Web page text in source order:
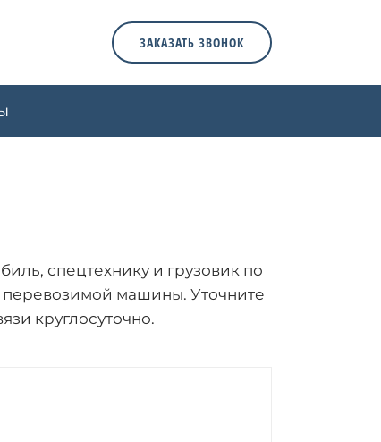
ЗАКАЗАТЬ ЗВОНОК
спецтехнику и грузовик по
перевозимой машины. Уточните
круглосуточно.